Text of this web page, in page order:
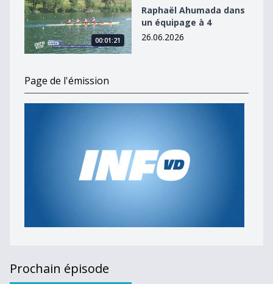
00:01:21
Raphaël Ahumada dans
un équipage à 4
26.06.2026
Page de l'émission
Prochain épisode